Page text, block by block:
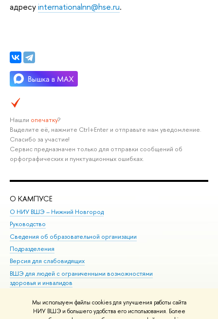
Мы используем файлы cookies для улучшения работы сайта
НИУ ВШЭ и большего удобства его использования. Более
адресуinternationalnn@hse.ru.
Нашли опечатку?
Выделите её, нажмите Ctrl+Enter и отправьте нам уведомление.
Спасибо за участие!
Сервис предназначен только для отправки сообщений об
орфографических и пунктуационных ошибках.
О КАМПУСЕ
О НИУ ВШЭ – Нижний Новгород
Руководство
Сведения об образовательной организации
Подразделения
Версия для слабовидящих
ВШЭ для людей с ограниченными возможностями
здоровья и инвалидов